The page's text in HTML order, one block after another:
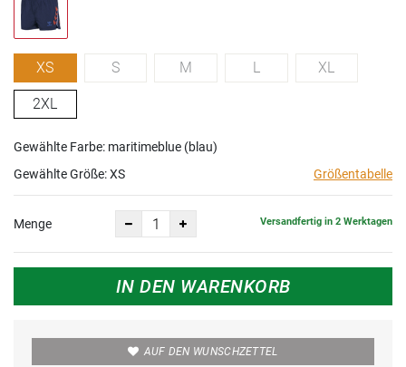
XS S M L XL
2XL
Gewählte Farbe: maritimeblue (blau)
Gewählte Größe:XS Größentabelle
Menge Versandfertig in 2 Werktagen
IN DEN WARENKORB
AUF DEN WUNSCHZETTEL